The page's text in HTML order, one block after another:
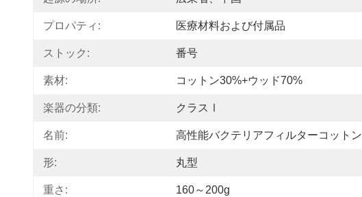
プロパティ: 医療材料および付属品
ストック: 番号
素材: コットン30%+ウッド70%
楽器の分類: クラスⅠ
名前: 高性能バクテリアフィルターコットン
形: 丸型
重さ: 160～200g